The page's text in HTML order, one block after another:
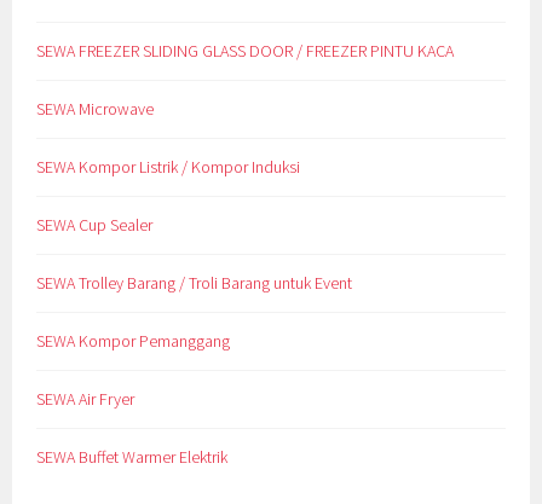
SEWA FREEZER SLIDING GLASS DOOR / FREEZER PINTU KACA
SEWA Microwave
SEWA Kompor Listrik / Kompor Induksi
SEWA Cup Sealer
SEWA Trolley Barang / Troli Barang untuk Event
SEWA Kompor Pemanggang
SEWA Air Fryer
SEWA Buffet Warmer Elektrik